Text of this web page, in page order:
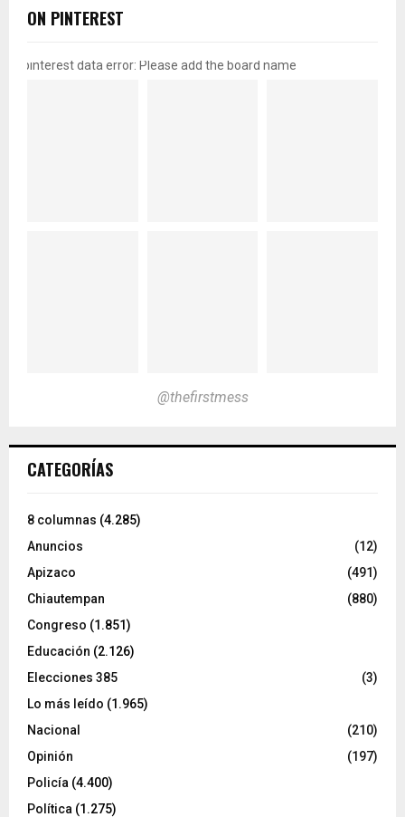
ON PINTEREST
pinterest data error: Please add the board name
@thefirstmess
CATEGORÍAS
8 columnas (4.285)
Anuncios
(12)
Apizaco
(491)
Chiautempan
(880)
Congreso (1.851)
Educación (2.126)
Elecciones 385
(3)
Lo más leído (1.965)
Nacional
(210)
Opinión
(197)
Policía (4.400)
Política (1.275)